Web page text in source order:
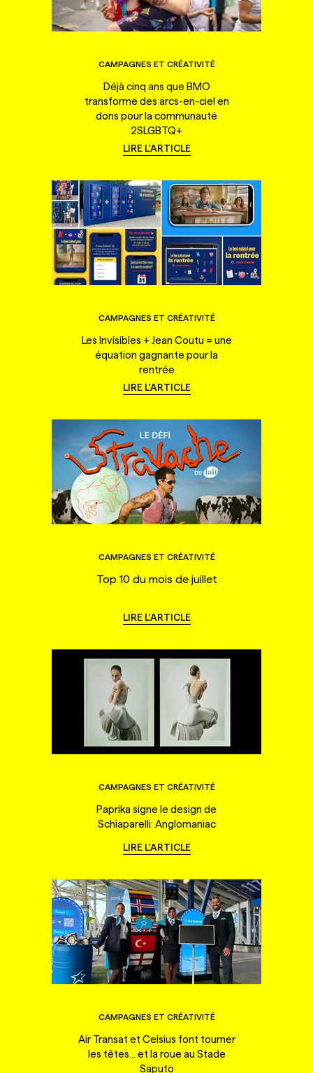
CAMPAGNES ET CRÉATIVITÉ
Déjà cinq ans que BMO
transforme des arcs-en-ciel en
dons pour la communauté
2SLGBTQ+
LIRE L'ARTICLE
CAMPAGNES ET CRÉATIVITÉ
Les Invisibles + Jean Coutu = une
équation gagnante pour la
rentrée
LIRE L'ARTICLE
CAMPAGNES ET CRÉATIVITÉ
Top 10 du mois de juillet
LIRE L'ARTICLE
CAMPAGNES ET CRÉATIVITÉ
Paprika signe le design de
Schiaparelli: Anglomaniac
LIRE L'ARTICLE
CAMPAGNES ET CRÉATIVITÉ
Air Transat et Celsius font tourner
les têtes... et la roue au Stade
Saputo